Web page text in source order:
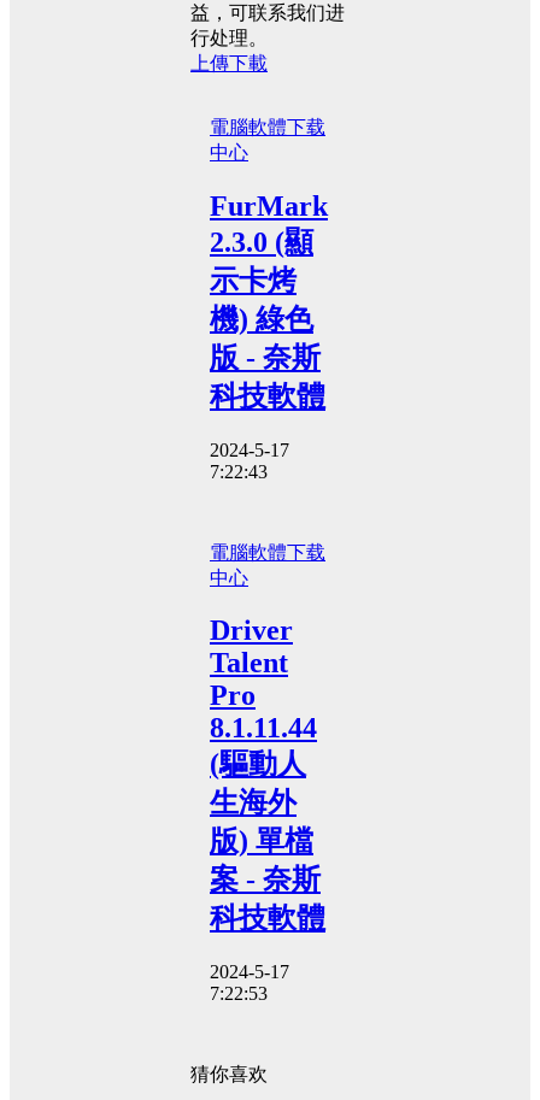
益，可联系我们进
行处理。
上傳下載
電腦軟體下载
中心
FurMark
2.3.0 (顯
示卡烤
機) 綠色
版 - 奈斯
科技軟體
2024-5-17
7:22:43
電腦軟體下载
中心
Driver
Talent
Pro
8.1.11.44
(驅動人
生海外
版) 單檔
案 - 奈斯
科技軟體
2024-5-17
7:22:53
猜你喜欢